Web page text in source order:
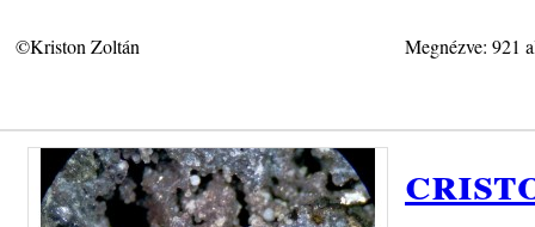
©Kriston Zoltán Megnézve: 921